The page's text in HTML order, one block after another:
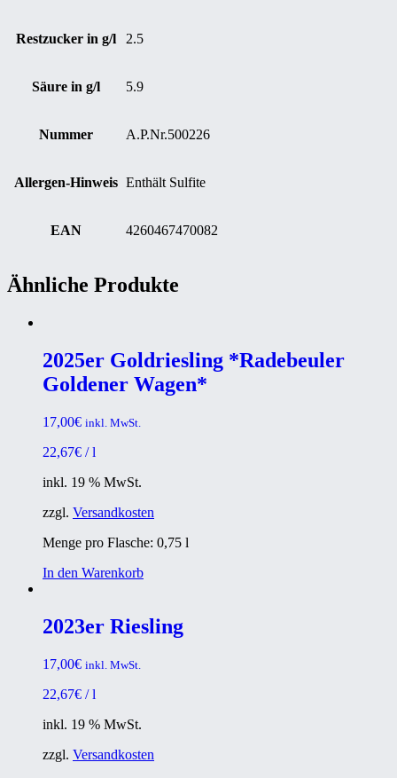
Restzucker in g/l 2.5
Säure in g/l 5.9
Nummer A.P.Nr.500226
Allergen-Hinweis Enthält Sulfite
EAN 4260467470082
Ähnliche Produkte
2025er Goldriesling *Radebeuler
Goldener Wagen*
17,00€ inkl. MwSt.
22,67€ /l
inkl. 19 % MwSt.
zzgl. Versandkosten
Menge pro Flasche: 0,75 l
In den Warenkorb
2023er Riesling
17,00€ inkl. MwSt.
22,67€ /l
inkl. 19 % MwSt.
zzgl. Versandkosten